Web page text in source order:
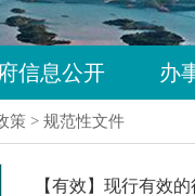
信息公开 办
策 > 规范性文件
【有效】现行有效